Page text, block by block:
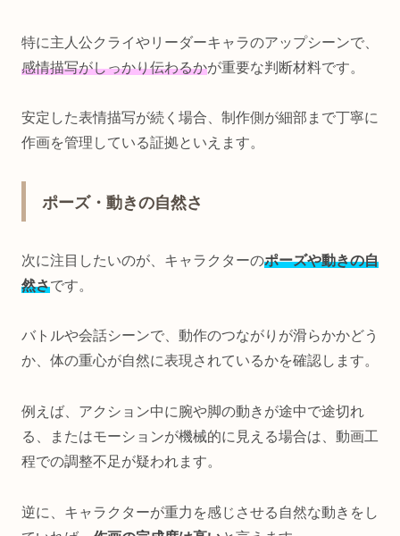
特に主人公クライやリーダーキャラのアップシーンで、
感情描写がしっかり伝わるかが重要な判断材料です。
安定した表情描写が続く場合、制作側が細部まで丁寧に
作画を管理している証拠といえます。
ポーズ・動きの自然さ
次に注目したいのが、キャラクターのポーズや動きの自
然さです。
バトルや会話シーンで、動作のつながりが滑らかかどう
か、体の重心が自然に表現されているかを確認します。
例えば、アクション中に腕や脚の動きが途中で途切れ
る、またはモーションが機械的に見える場合は、動画工
程での調整不足が疑われます。
逆に、キャラクターが重力を感じさせる自然な動きをし